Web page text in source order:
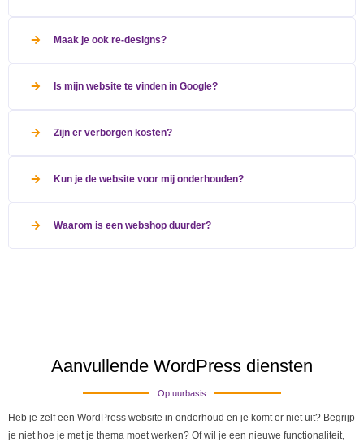
Maak je ook re-designs?
Is mijn website te vinden in Google?
Zijn er verborgen kosten?
Kun je de website voor mij onderhouden?
Waarom is een webshop duurder?
Aanvullende WordPress diensten
Op uurbasis
Heb je zelf een WordPress website in onderhoud en je komt er niet uit? Begrijp
je niet hoe je met je thema moet werken? Of wil je een nieuwe functionaliteit,